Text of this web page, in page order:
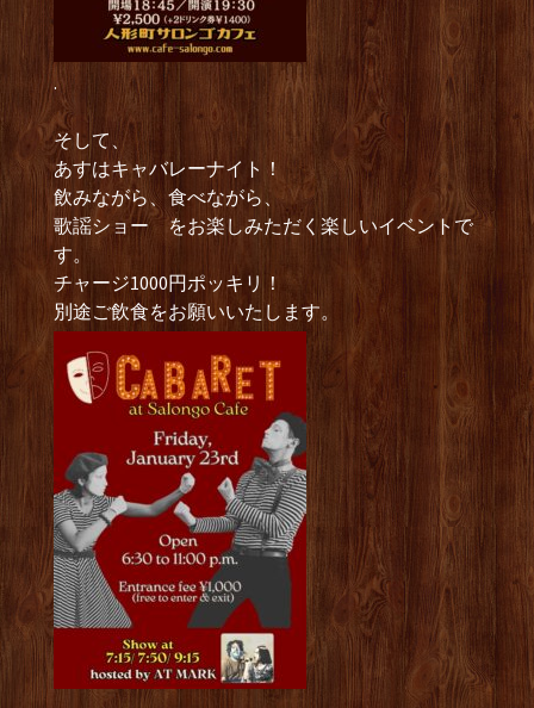
.
そして、
あすはキャバレーナイト！
飲みながら、食べながら、
歌謡ショー をお楽しみただく楽しいイベントで
す。
チャージ1000円ポッキリ！
別途ご飲食をお願いいたします。